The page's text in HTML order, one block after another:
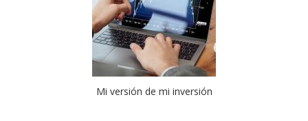
Mi versión de mi inversión